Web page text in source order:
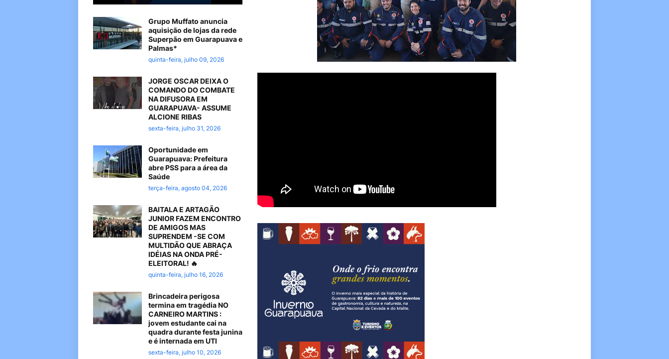
Grupo Muffato anuncia
aquisição de lojas da rede
Superpão em Guarapuava e
Palmas*
quinta-feira, julho 09, 2026
JORGE OSCAR DEIXA O
COMANDO DO COMBATE
NA DIFUSORA EM
GUARAPUAVA- ASSUME
ALCIONE RIBAS
sexta-feira, julho 31, 2026
Oportunidade em
Guarapuava: Prefeitura
abre PSS para a área da
Saúde
terça-feira, agosto 04, 2026
BAITALA E ARTAGÃO
JUNIOR FAZEM ENCONTRO
DE AMIGOS MAS
SUPRENDEM -SE COM
MULTIDÃO QUE ABRAÇA
IDÉIAS NA ONDA PRÉ-
ELEITORAL! 🔥
quinta-feira, julho 16, 2026
Brincadeira perigosa
termina em tragédia NO
CARNEIRO MARTINS :
jovem estudante cai na
quadra durante festa junina
e é internada em UTI
sexta-feira, julho 10, 2026